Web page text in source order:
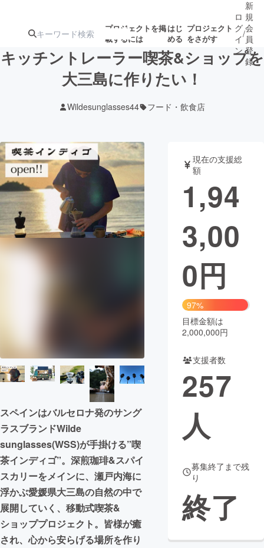
プロジェクトを掲
載するには
はじ
める
プロジェクト
をさがす
ターン
ジェクト
募集終了が近いプ
ロジェクト
アート・写真 音楽
テクノロジー・ガジェット ゲーム・サ
映像・映画
CAMPFIRE Creation
コミュニティ
ロ
グ
イ
ン
/
新
規
会
員
登
録
キッチントレーラー喫茶&ショップを
大三島に作りたい！
Wildesunglasses44 フード・飲食店
スペインはバルセロナ発のサング
ラスブランドWilde
sunglasses(WSS)が手掛ける”喫
茶インディゴ”。深煎珈琲&スパイ
スカリーをメインに、瀬戸内海に
浮かぶ愛媛県大三島の自然の中で
展開していく、移動式喫茶&
ショッププロジェクト。皆様が癒
され、心から安らげる場所を作り
現在の支援総
額
1,94
3,00
0円
97%
目標金額は
2,000,000円
支援者数
257
人
募集終了まで残
り
終了